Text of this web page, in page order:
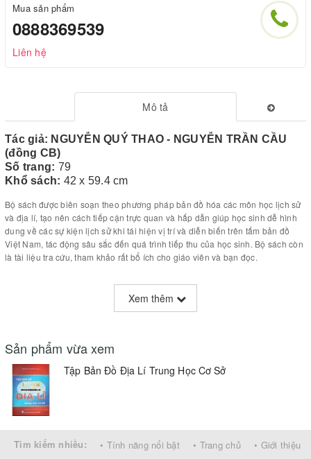
Mua sản phẩm
0888369539
Liên hệ
Mô tả
Tác giả: NGUYỄN QUÝ THAO - NGUYỄN TRẦN CẦU
(đồng CB)
Số trang: 79
Khổ sách: 42 x 59.4 cm
Bộ sách được biên soạn theo phương pháp bản đồ hóa các môn học lịch sử
và địa lí, tạo nên cách tiếp cận trực quan và hấp dẫn giúp học sinh dễ hình
dung về các sự kiện lịch sử khi tái hiện vị trí và diễn biến trên tấm bản đồ
Việt Nam, tác động sâu sắc đến quá trình tiếp thu của học sinh. Bộ sách còn
là tài liệu tra cứu, tham khảo rất bổ ích cho giáo viên và bạn đọc.
quan sinh động giúp giáo viên hướng dẫn, tổ chức cho học sinh lĩnh hội kiến
thức đã học, biết “đọc” và làm bài tập có liên quan đến bản đồ, vận dụng
kiến thức lịch sử đã được học vào thực tiễn cuộc sống.
Năm 2010, giải Sách Việt Nam của Hội Xuất bản lần đầu tiên có 2 cuốn
sách giành cú đúp vừa được
đẹp, một trong số đó là Bộ sách
trị khoa học và thực tiễn, mang ý nghĩa chính trị, văn hóa và giáo dục sâu
sắc.là công trình nghiên cứu, sưu tầm, biên soạn công phu, có nhiều nét mới
Xem thêm
Sản phẩm vừa xem
Tập Bản Đồ Địa Lí Trung Học Cơ Sở
Tìm kiếm nhiều: • Tính năng nổi bật • Trang chủ • Giới thiệu